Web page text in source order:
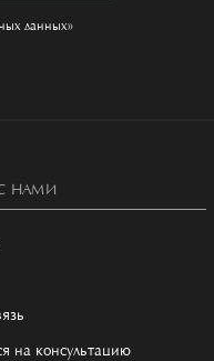
данных»
НАМИ
на консультацию